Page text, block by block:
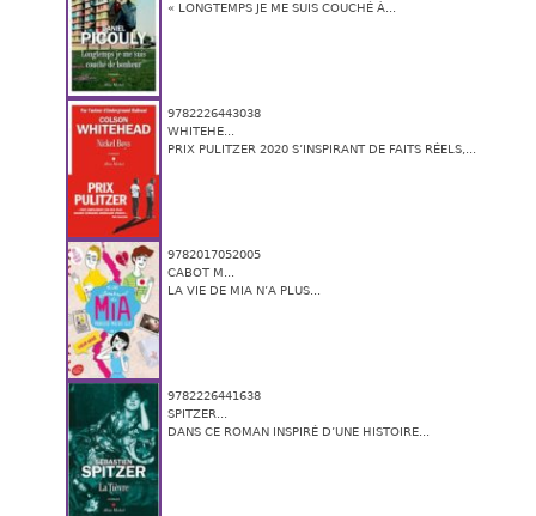
« LONGTEMPS JE ME SUIS COUCHÉ À...
9782226443038
WHITEHE...
PRIX PULITZER 2020 S’INSPIRANT DE FAITS RÉELS,...
9782017052005
CABOT M...
LA VIE DE MIA N’A PLUS...
9782226441638
SPITZER...
DANS CE ROMAN INSPIRÉ D’UNE HISTOIRE...